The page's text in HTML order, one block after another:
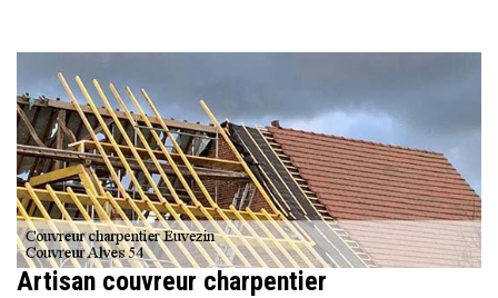
Artisan couvreur charpentier